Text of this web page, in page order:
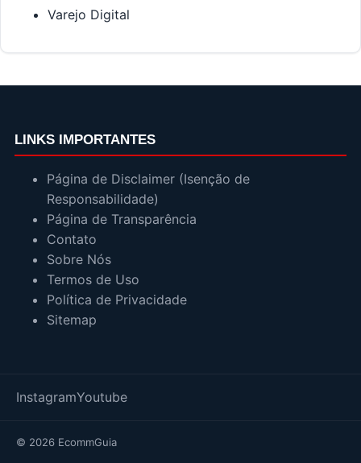
Varejo Digital
LINKS IMPORTANTES
Página de Disclaimer (Isenção de
Responsabilidade)
Página de Transparência
Contato
Sobre Nós
Termos de Uso
Política de Privacidade
Sitemap
InstagramYoutube
© 2026 EcommGuia